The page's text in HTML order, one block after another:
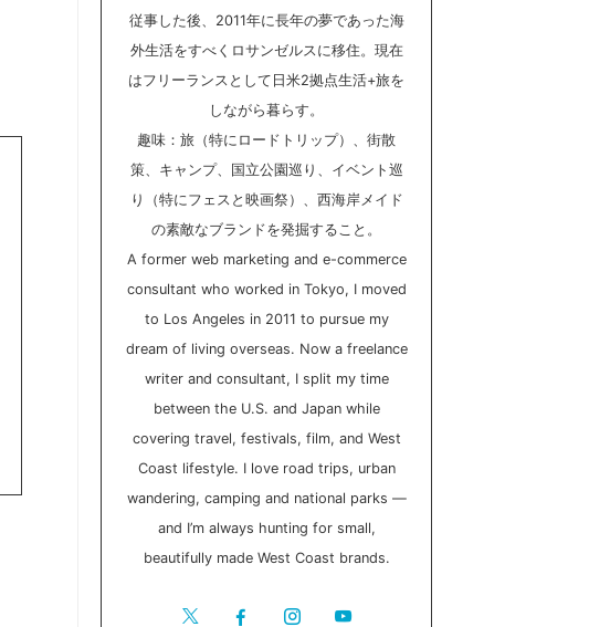
従事した後、2011年に長年の夢であった海
外生活をすべくロサンゼルスに移住。現在
はフリーランスとして日米2拠点生活+旅を
しながら暮らす。
趣味：旅（特にロードトリップ）、街散
策、キャンプ、国立公園巡り、イベント巡
り（特にフェスと映画祭）、西海岸メイド
の素敵なブランドを発掘すること。
A former web marketing and e-commerce
consultant who worked in Tokyo, I moved
to Los Angeles in 2011 to pursue my
dream of living overseas. Now a freelance
writer and consultant, I split my time
between the U.S. and Japan while
covering travel, festivals, film, and West
Coast lifestyle. I love road trips, urban
wandering, camping and national parks —
and I’m always hunting for small,
beautifully made West Coast brands.